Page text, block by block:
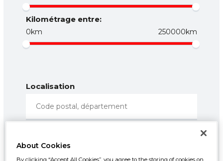
Kilométrage entre:
0km 250000km
Localisation
About Cookies
By clicking “Accept All Cookies”, you agree to the storing of cookies on